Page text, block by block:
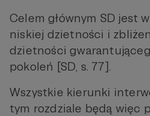
Celem głównym SD jest
niskiej dzietności i
dzietności
pokoleń [SD, s. 77].
Wszystkie kierunki
tym rozdziale będą więc